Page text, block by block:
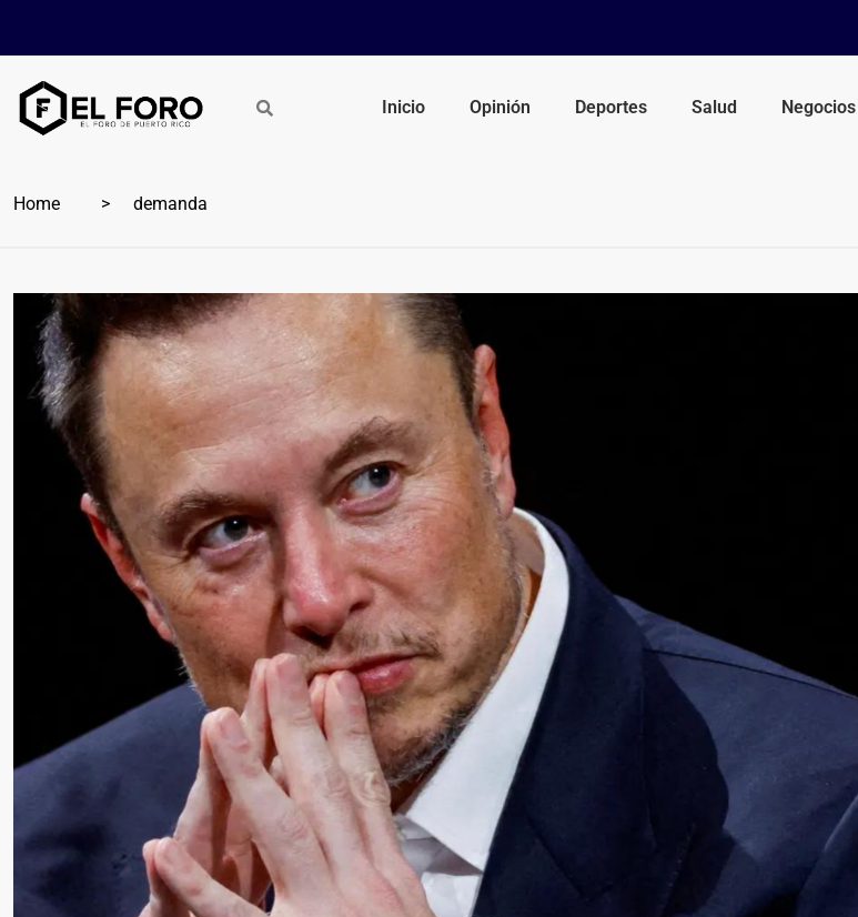
Inicio Opinión Deportes Salud Negocios
Home demanda